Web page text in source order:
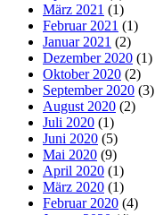
März 2021 (1)
Februar 2021 (1)
Januar 2021 (2)
Dezember 2020 (1)
Oktober 2020 (2)
September 2020 (3)
August 2020 (2)
Juli 2020 (1)
Juni 2020 (5)
Mai 2020 (9)
April 2020 (1)
März 2020 (1)
Februar 2020 (4)